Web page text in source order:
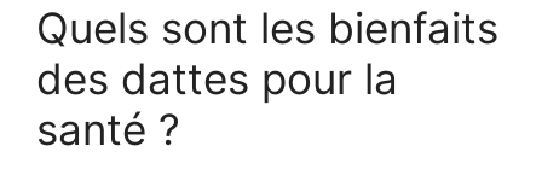
Quels sont les bienfaits
des dattes pour la
santé ?